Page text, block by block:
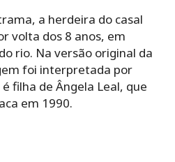
a herdeira do casal
volta dos 8 anos, em
rio. Na versão original da
foi interpretada por
filha de Ângela Leal, que
em 1990.